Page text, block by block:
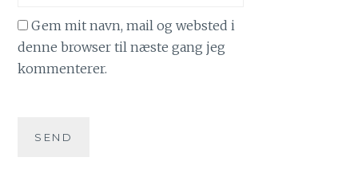
Gem mit navn, mail og websted i
denne browser til næste gang jeg
kommenterer.